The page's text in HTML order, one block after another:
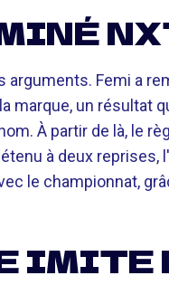
Femi a
marque, un résultat
À partir de là, le
à deux
le championnat,
IMITE